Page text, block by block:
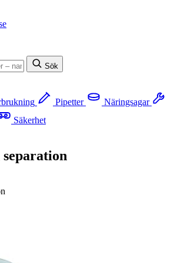
Sök
Pipetter
Näringsagar
Säkerhet